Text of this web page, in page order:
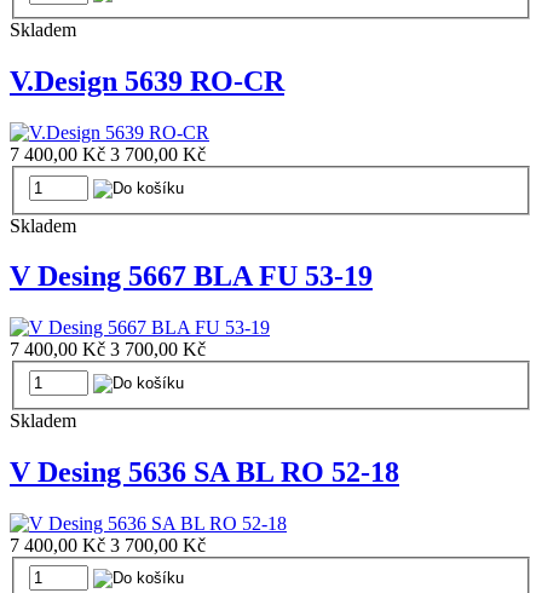
Skladem
V.Design 5639 RO-CR
7 400,00 Kč 3 700,00 Kč
Skladem
V Desing 5667 BLA FU 53-19
7 400,00 Kč 3 700,00 Kč
Skladem
V Desing 5636 SA BL RO 52-18
7 400,00 Kč 3 700,00 Kč